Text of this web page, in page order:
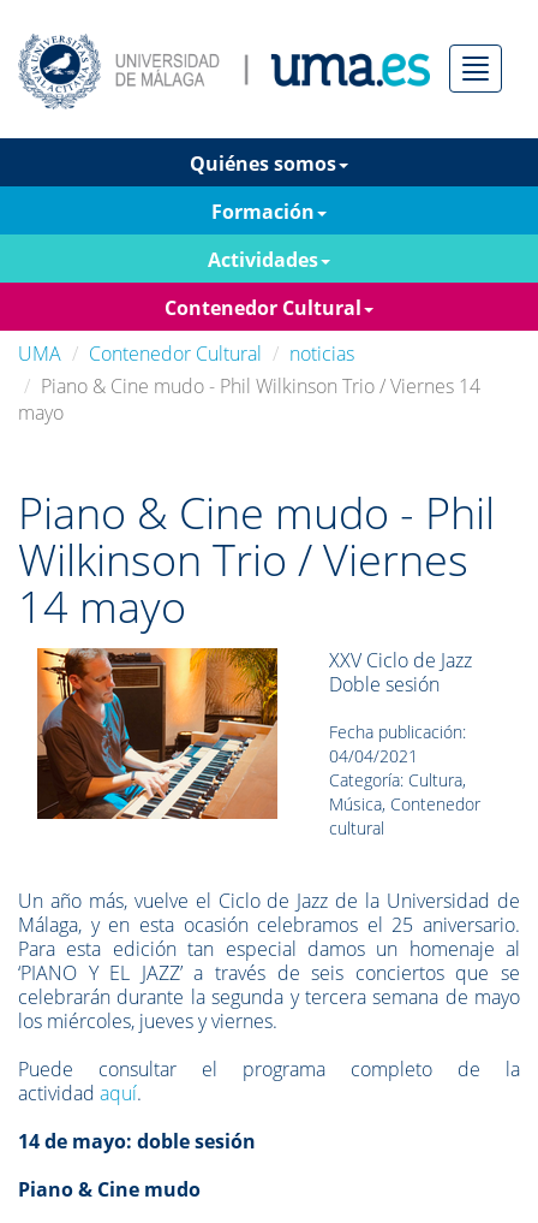
Menú
Quiénes somos
Formación
Actividades
Contenedor Cultural
UMA
Contenedor Cultural
noticias
Piano & Cine mudo - Phil Wilkinson Trio / Viernes 14
mayo
Piano & Cine mudo - Phil
Wilkinson Trio / Viernes
14 mayo
XXV Ciclo de Jazz
Doble sesión
Fecha publicación:
04/04/2021
Categoría: Cultura,
Música, Contenedor
cultural
Un año más, vuelve el Ciclo de Jazz de la Universidad de
Málaga, y en esta ocasión celebramos el 25 aniversario.
Para esta edición tan especial damos un homenaje al
‘PIANO Y EL JAZZ’ a través de seis conciertos que se
celebrarán durante la segunda y tercera semana de mayo
los miércoles, jueves y viernes.
Puede consultar el programa completo de la
actividad aquí.
14 de mayo: doble sesión
Piano & Cine mudo